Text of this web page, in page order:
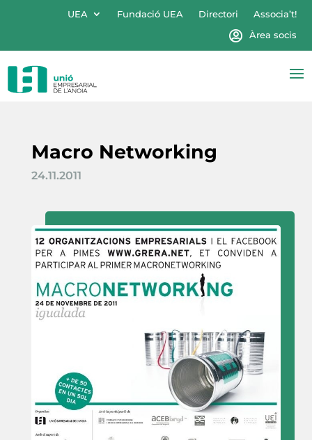
UEA Fundació UEA Directori
Associa’t!
Àrea socis
Macro Networking
24.11.2011